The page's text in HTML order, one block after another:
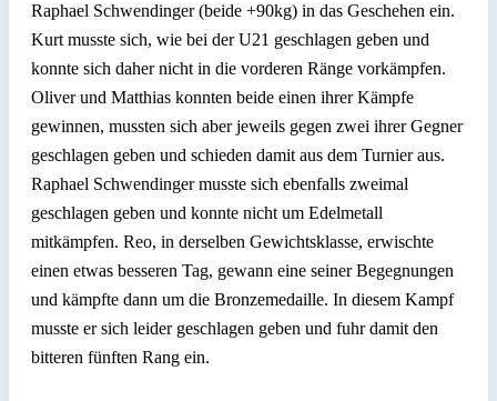
Raphael Schwendinger (beide +90kg) in das Geschehen ein.
Kurt musste sich, wie bei der U21 geschlagen geben und
konnte sich daher nicht in die vorderen Ränge vorkämpfen.
Oliver und Matthias konnten beide einen ihrer Kämpfe
gewinnen, mussten sich aber jeweils gegen zwei ihrer Gegner
geschlagen geben und schieden damit aus dem Turnier aus.
Raphael Schwendinger musste sich ebenfalls zweimal
geschlagen geben und konnte nicht um Edelmetall
mitkämpfen. Reo, in derselben Gewichtsklasse, erwischte
einen etwas besseren Tag, gewann eine seiner Begegnungen
und kämpfte dann um die Bronzemedaille. In diesem Kampf
musste er sich leider geschlagen geben und fuhr damit den
bitteren fünften Rang ein.